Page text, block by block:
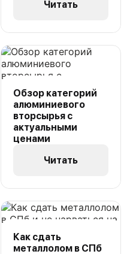
Читать
Обзор категорий
алюминиевого
вторсырья с
актуальными
ценами
Читать
Как сдать
металлолом в СПб